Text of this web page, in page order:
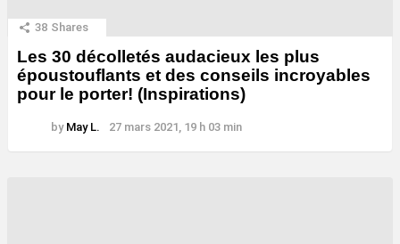
38 Shares
Les 30 décolletés audacieux les plus
époustouflants et des conseils incroyables
pour le porter! (Inspirations)
by May L. 27 mars 2021, 19 h 03 min